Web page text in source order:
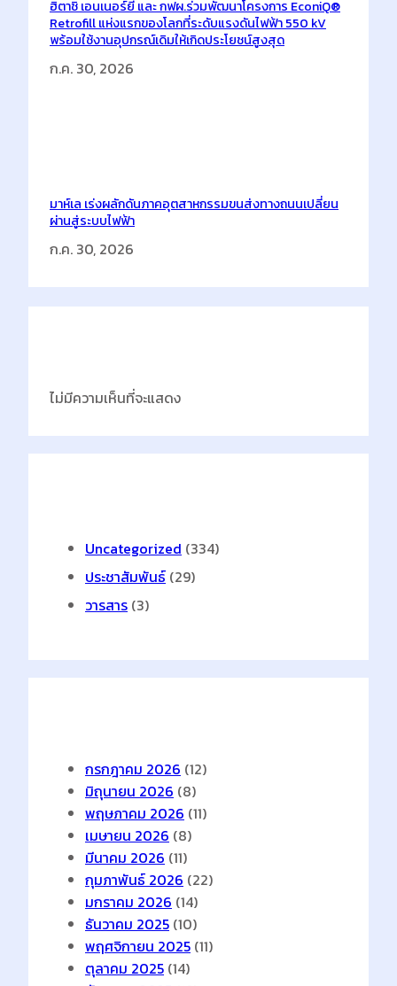
ฮิตาชิ เอนเนอร์ยี่ และ กฟผ.ร่วมพัฒนาโครงการ EconiQ®
Retrofill แห่งแรกของโลกที่ระดับแรงดันไฟฟ้า 550 kV
พร้อมใช้งานอุปกรณ์เดิมให้เกิดประโยชน์สูงสุด
ก.ค. 30, 2026
มาห์เล เร่งผลักดันภาคอุตสาหกรรมขนส่งทางถนนเปลี่ยน
ผ่านสู่ระบบไฟฟ้า
ก.ค. 30, 2026
ไม่มีความเห็นที่จะแสดง
Uncategorized (334)
ประชาสัมพันธ์ (29)
วารสาร (3)
กรกฎาคม 2026 (12)
มิถุนายน 2026 (8)
พฤษภาคม 2026 (11)
เมษายน 2026 (8)
มีนาคม 2026 (11)
กุมภาพันธ์ 2026 (22)
มกราคม 2026 (14)
ธันวาคม 2025 (10)
พฤศจิกายน 2025 (11)
ตุลาคม 2025 (14)